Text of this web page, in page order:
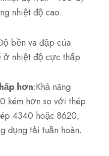
nhiệt độ cao.
bền va đập của
ở nhiệt độ cực thấp.
hơn:Khả năng
kém hơn so với thép
4340 hoặc 8620,
dụng tải tuần hoàn.